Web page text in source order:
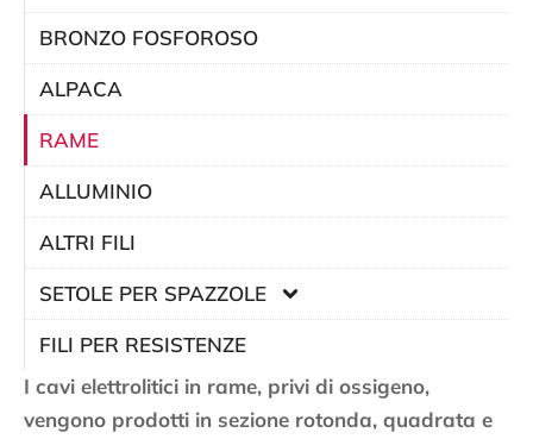
BRONZO FOSFOROSO
ALPACA
RAME
ALLUMINIO
ALTRI FILI
SETOLE PER SPAZZOLE
FILI PER RESISTENZE
I cavi elettrolitici in rame, privi di ossigeno,
vengono prodotti in sezione rotonda, quadrata e